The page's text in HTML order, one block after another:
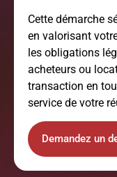
Cette démarche
en valorisant
les obligations
acheteurs ou
transaction en
service de votre
Demandez un